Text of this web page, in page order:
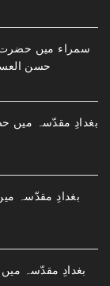
سمراء میں حضرت
حسن
بغدادِ مقدّسہ میں
بغدادِ مقدّسہ
بغدادِ مقدّسہ